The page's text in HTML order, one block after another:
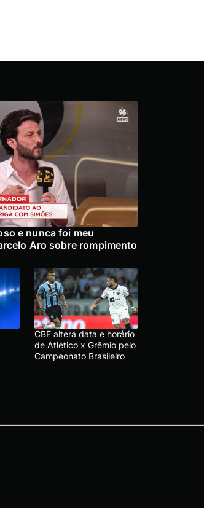
e nunca foi meu
Aro sobre rompimento
CBF altera data e horário
de Atlético x Grêmio pelo
Campeonato Brasileiro